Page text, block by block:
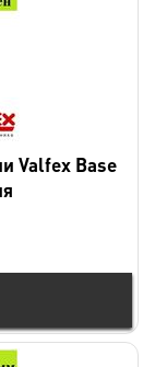
Valfex Base